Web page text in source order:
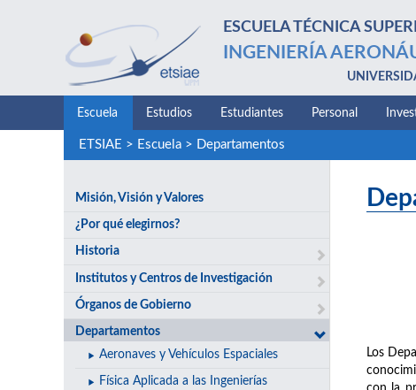
ESCUELA TÉCNICA
INGENIERÍA
Escuela Estudios Estudiantes Personal
ETSIAE > Escuela> Departamentos
Misión, Visión y Valores
¿Por qué elegirnos?
Historia
Institutos y Centros de Investigación
Órganos de Gobierno
Departamentos
Aeronaves y Vehículos Espaciales
Física Aplicada a las Ingenierías
Los